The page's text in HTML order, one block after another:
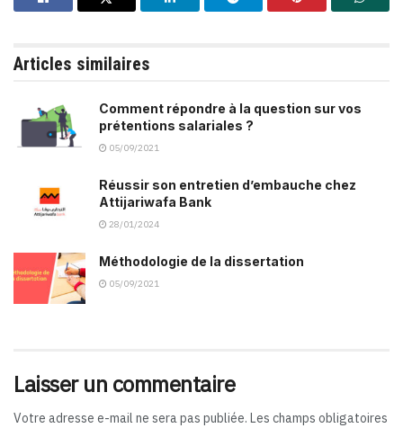
Articles similaires
Comment répondre à la question sur vos
prétentions salariales ?
05/09/2021
Réussir son entretien d’embauche chez
Attijariwafa Bank
28/01/2024
Méthodologie de la dissertation
05/09/2021
Laisser un commentaire
Votre adresse e-mail ne sera pas publiée. Les champs obligatoires